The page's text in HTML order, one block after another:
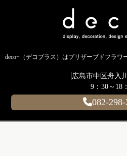
広島市中区舟入
9：30～18
082-